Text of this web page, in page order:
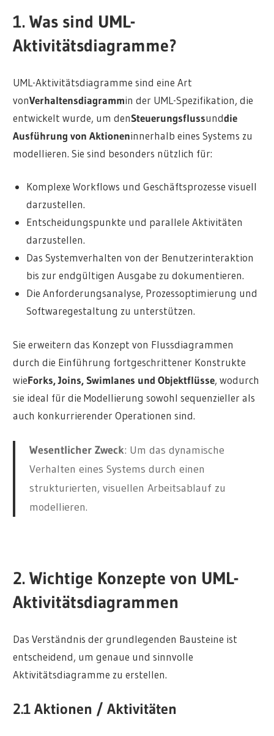
1. Was sind UML-
Aktivitätsdiagramme?
UML-Aktivitätsdiagramme sind eine Art
vonVerhaltensdiagrammin der UML-Spezifikation, die
entwickelt wurde, um denSteuerungsflussunddie
Ausführung von Aktioneninnerhalb eines Systems zu
modellieren. Sie sind besonders nützlich für:
Komplexe Workflows und Geschäftsprozesse visuell
darzustellen.
Entscheidungspunkte und parallele Aktivitäten
darzustellen.
Das Systemverhalten von der Benutzerinteraktion
bis zur endgültigen Ausgabe zu dokumentieren.
Die Anforderungsanalyse, Prozessoptimierung und
Softwaregestaltung zu unterstützen.
Sie erweitern das Konzept von Flussdiagrammen
durch die Einführung fortgeschrittener Konstrukte
wieForks, Joins, Swimlanes und Objektflüsse, wodurch
sie ideal für die Modellierung sowohl sequenzieller als
auch konkurrierender Operationen sind.
Wesentlicher Zweck: Um das dynamische
Verhalten eines Systems durch einen
strukturierten, visuellen Arbeitsablauf zu
modellieren.
2. Wichtige Konzepte von UML-
Aktivitätsdiagrammen
Das Verständnis der grundlegenden Bausteine ist
entscheidend, um genaue und sinnvolle
Aktivitätsdiagramme zu erstellen.
2.1 Aktionen / Aktivitäten